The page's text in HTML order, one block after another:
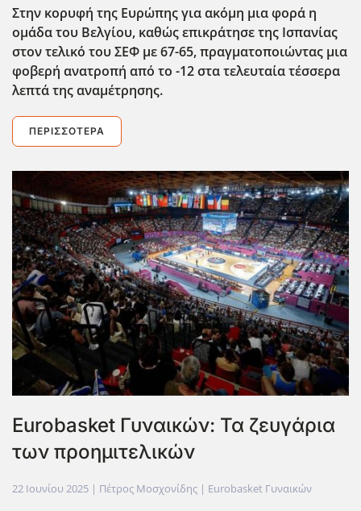
Στην κορυφή της Ευρώπης για ακόμη μια φορά η
ομάδα του Βελγίου, καθώς επικράτησε της Ισπανίας
στον τελικό του ΣΕΦ με 67-65, πραγματοποιώντας μια
φοβερή ανατροπή από το -12 στα τελευταία τέσσερα
λεπτά της αναμέτρησης.
ΠΕΡΙΣΣΌΤΕΡΑ
Eurobasket Γυναικών: Τα ζευγάρια
των προημιτελικών
22 Ιουνίου 2025 | Πέτρος Μοσχονίδης | Eurobasket Γυναικών